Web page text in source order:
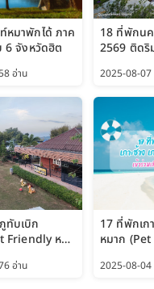
หมาพักได้ ภาค
6 จังหวัดฮิต
อ่าน
18 ที่พักน
2569 ติดริ
Pet
ได้
2025-08-
ทับเบิก
หมา
อ่าน
17 ที่พักเก
หมาก
2025-08-